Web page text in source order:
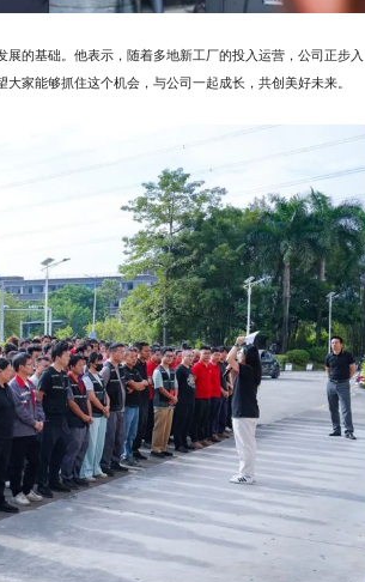
的基础。他表示，随着多地新工厂的投入运营，公司正步入
家能够抓住这个机会，与公司一起成长，共创美好未来。